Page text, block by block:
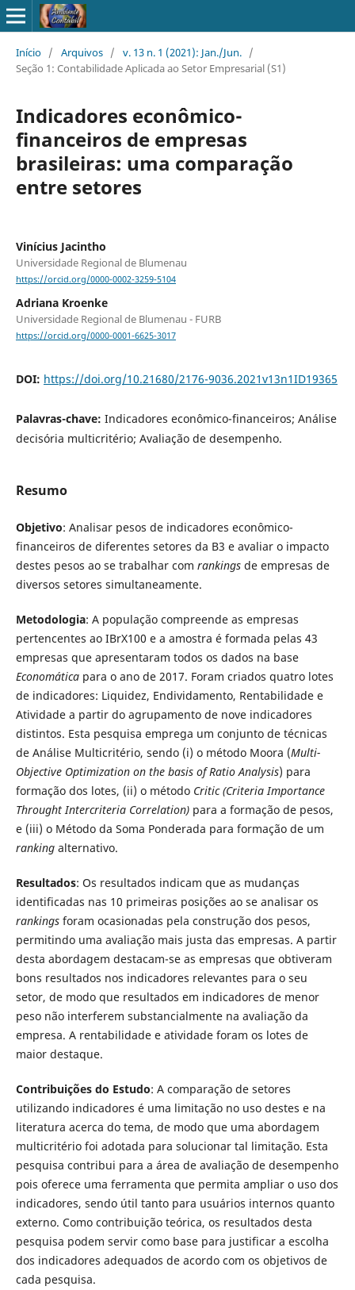
Início / Arquivos / v. 13 n. 1 (2021): Jan./Jun. /
Seção 1: Contabilidade Aplicada ao Setor Empresarial (S1)
Indicadores econômico-
financeiros de empresas
brasileiras: uma comparação
entre setores
Vinícius Jacintho
Universidade Regional de Blumenau
https://orcid.org/0000-0002-3259-5104
Adriana Kroenke
Universidade Regional de Blumenau - FURB
https://orcid.org/0000-0001-6625-3017
DOI: https://doi.org/10.21680/2176-9036.2021v13n1ID19365
Palavras-chave: Indicadores econômico-financeiros; Análise
decisória multicritério; Avaliação de desempenho.
Resumo
Objetivo: Analisar pesos de indicadores econômico-
financeiros de diferentes setores da B3 e avaliar o impacto
destes pesos ao se trabalhar com rankingsde empresas de
diversos setores simultaneamente.
Metodologia: A população compreende as empresas
pertencentes ao IBrX100 e a amostra é formada pelas 43
empresas que apresentaram todos os dados na base
Economáticapara o ano de 2017. Foram criados quatro lotes
de indicadores: Liquidez, Endividamento, Rentabilidade e
Atividade a partir do agrupamento de nove indicadores
distintos. Esta pesquisa emprega um conjunto de técnicas
de Análise Multicritério, sendo (i) o método Moora (Multi-
Objective Optimization on the basis of Ratio Analysis) para
formação dos lotes, (ii) o método Critic (Criteria Importance
Throught Intercriteria Correlation) para a formação de pesos,
e (iii) o Método da Soma Ponderada para formação de um
rankingalternativo.
Resultados: Os resultados indicam que as mudanças
identificadas nas 10 primeiras posições ao se analisar os
rankingsforam ocasionadas pela construção dos pesos,
permitindo uma avaliação mais justa das empresas. A partir
desta abordagem destacam-se as empresas que obtiveram
bons resultados nos indicadores relevantes para o seu
setor, de modo que resultados em indicadores de menor
peso não interferem substancialmente na avaliação da
empresa. A rentabilidade e atividade foram os lotes de
maior destaque.
Contribuições do Estudo: A comparação de setores
utilizando indicadores é uma limitação no uso destes e na
literatura acerca do tema, de modo que uma abordagem
multicritério foi adotada para solucionar tal limitação. Esta
pesquisa contribui para a área de avaliação de desempenho
pois oferece uma ferramenta que permita ampliar o uso dos
indicadores, sendo útil tanto para usuários internos quanto
externo. Como contribuição teórica, os resultados desta
pesquisa podem servir como base para justificar a escolha
dos indicadores adequados de acordo com os objetivos de
cada pesquisa.